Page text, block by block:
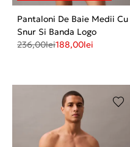
Pantaloni De Baie Medii Cu
Snur Si Banda Logo
236,00lei188,00lei